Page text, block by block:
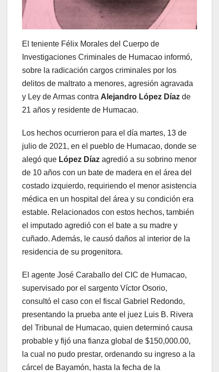
El teniente Félix Morales del Cuerpo de
Investigaciones Criminales de Humacao informó,
sobre la radicación cargos criminales por los
delitos de maltrato a menores, agresión agravada
y Ley de Armas contra Alejandro López Díaz de
21 años y residente de Humacao.
Los hechos ocurrieron para el día martes, 13 de
julio de 2021, en el pueblo de Humacao, donde se
alegó que López Díaz agredió a su sobrino menor
de 10 años con un bate de madera en el área del
costado izquierdo, requiriendo el menor asistencia
médica en un hospital del área y su condición era
estable. Relacionados con estos hechos, también
el imputado agredió con el bate a su madre y
cuñado. Además, le causó daños al interior de la
residencia de su progenitora.
El agente José Caraballo del CIC de Humacao,
supervisado por el sargento Víctor Osorio,
consultó el caso con el fiscal Gabriel Redondo,
presentando la prueba ante el juez Luis B. Rivera
del Tribunal de Humacao, quien determinó causa
probable y fijó una fianza global de $150,000.00,
la cual no pudo prestar, ordenando su ingreso a la
cárcel de Bayamón, hasta la fecha de la